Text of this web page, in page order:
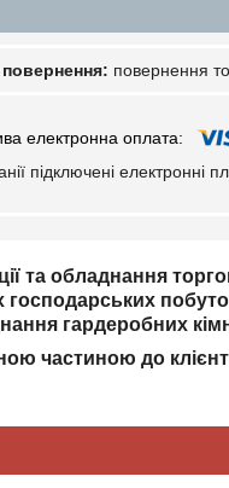
повернення
підключені електронні
та обладнання
господарських
гардеробних
частиною до